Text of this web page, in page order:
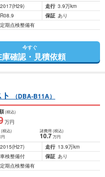
2017(H29) 走行 3.9万km
R08.9 保証 あり
定期点検整備有
今すぐ
庫確認・見積依頼
（DBA-B11A）
(税込)
万円
(税込)
円
諸費用 (税込)
10.7 万円
2015(H27) 走行 13.9万km
車検整備付 保証 あり
定期点検整備有